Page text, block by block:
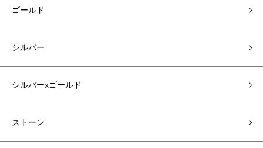
ゴールド
シルバー
シルバーxゴールド
ストーン